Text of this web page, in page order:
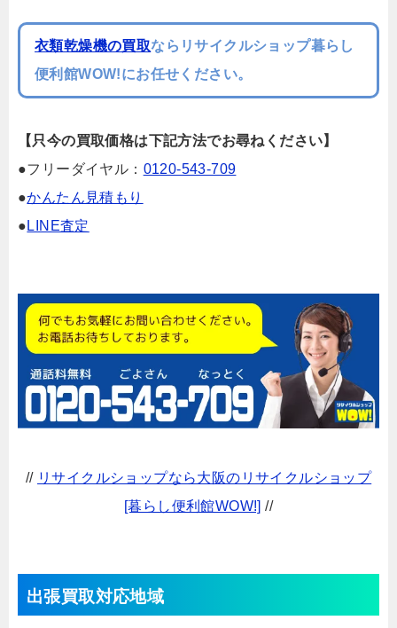
衣類乾燥機の買取ならリサイクルショップ暮らし
便利館WOW!にお任せください。
【只今の買取価格は下記方法でお尋ねください】
●フリーダイヤル： 0120-543-709
●かんたん見積もり
● LINE査定
// リサイクルショップなら大阪のリサイクルショップ
[暮らし便利館WOW!] //
出張買取対応地域